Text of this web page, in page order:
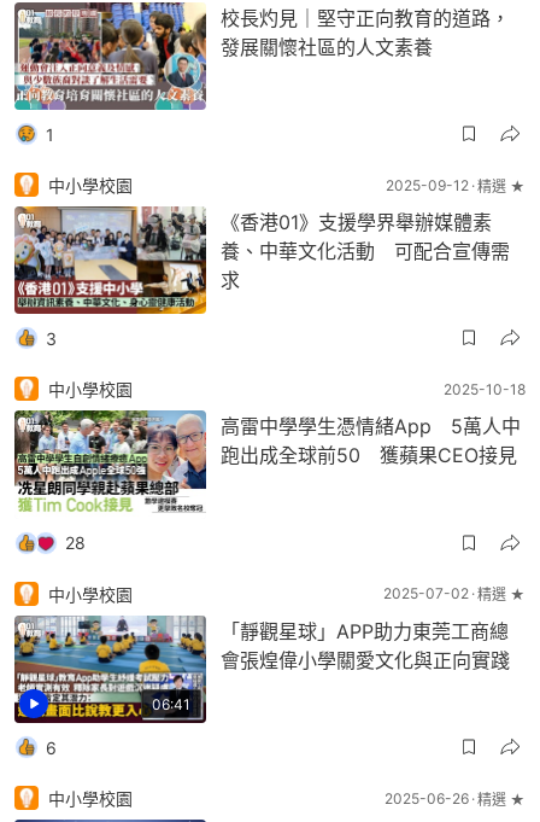
校長灼見｜堅守正向教育的道路，
發展關懷社區的人文素養
1
中小學校園 2025-09-12 精選 ★
《香港01》支援學界舉辦媒體素
養、中華文化活動 可配合宣傳需
求
3
中小學校園 2025-10-18
高雷中學學生憑情緒App 5萬人中
跑出成全球前50 獲蘋果CEO接見
28
06:41
中小學校園 2025-07-02 精選 ★
「靜觀星球」APP助力東莞工商總
會張煌偉小學關愛文化與正向實踐
6
中小學校園 2025-06-26 精選 ★